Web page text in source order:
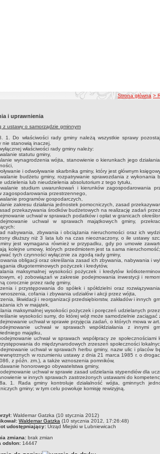
ścieżka nawigacji
Strona główna >
i uprawnienia
z ustawy o samorządzie gminnym
1. Do właściwości rady gminy należą wszystkie sprawy
nie stanowią inaczej.
właściwości rady gminy należy:
statutu gminy,
wynagrodzenia wójta, stanowienie o kierunkach jego
i odwoływanie skarbnika gminy, który jest głównym
budżetu gminy, rozpatrywanie sprawozdania z wykonania
udzielenia lub nieudzielenia absolutorium z tego tytułu,
studium uwarunkowań i kierunków zagospodarowania
zagospodarowania przestrzennego,
programów gospodarczych,
zakresu działania jednostek pomocniczych, zasad
przekazywania środków budżetowych na realizację zadań
uchwał w sprawach podatków i opłat w granicach
uchwał w sprawach majątkowych gminy,
nabywania, zbywania i obciążania nieruchomości oraz ich
dłuższy niż 3 lata lub na czas nieoznaczony, o ile ustawy
jest wymagana również w przypadku, gdy po umowie
kolejne umowy, których przedmiotem jest ta sama
tych czynności wyłącznie za zgodą rady gminy,
obligacji oraz określania zasad ich zbywania, nabywania i
długoterminowych pożyczek i kredytów,
maksymalnej wysokości pożyczek i kredytów
e) zobowiązań w zakresie podejmowania inwestycji i
corocznie przez radę gminy,
i przystępowania do spółek i spółdzielni oraz
cofania i zbywania udziałów i akcji przez wójta,
likwidacji i reorganizacji przedsiębiorstw, zakładów i innych
ich w majątek,
maksymalnej wysokości pożyczek i poręczeń udzielanych
wysokości sumy, do której wójt może samodzielnie zaciągać
uchwał w sprawie przyjęcia zadań, o których mowa w
uchwał w sprawach współdziałania z innymi
majątku,
uchwał w sprawach współpracy ze
do międzynarodowych zrzeszeń społeczności
uchwał w sprawach herbu gminy, nazw ulic i placów
w rozumieniu ustawy z dnia 21 marca 1985 r. o
z późn. zm.), a także wznoszenia pomników,
honorowego obywatelstwa gminy,
uchwał w sprawie zasad udzielania stypendiów dla
w innych sprawach zastrzeżonych ustawami do
1. Rada gminy kontroluje działalność wójta, gminnych
gminy; w tym celu powołuje komisję rewizyjną.
Waldemar Gatzka (10 stycznia 2012)
Waldemar Gatzka (10 stycznia 2012, 17:26:48)
udostępniający: Urząd Miejski w Lubniewicach
zmiana: brak zmian
odsłon: 14447